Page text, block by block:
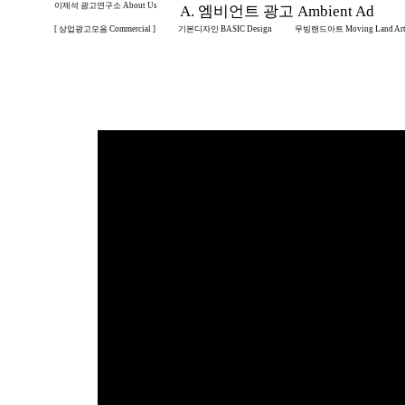
이제석 광고연구소 About Us A. 엠비언트 광고 Ambient Ad
[ 상업광고모음 Commercial ] 기본디자인 BASIC Design 무빙랜드아트 Moving Land Art